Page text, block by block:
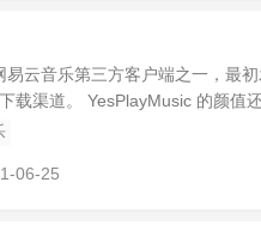
易云音乐第三方客户端之一，最
载渠道。 YesPlayMusic 的颜值
06-25